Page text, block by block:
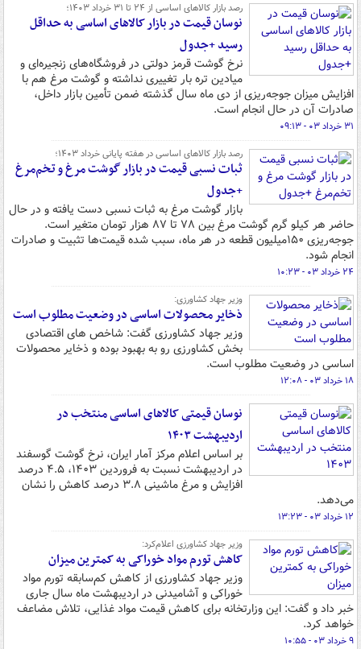
رصد بازار کالاهای اساسی از ۲۴ تا ۳۱ خرداد ۱۴۰۳؛
نوسان قیمت در بازار کالاهای اساسی به حداقل
رسید +جدول
نرخ گوشت قرمز دولتی در فروشگاه‌های زنجیره‌ای و
میادین تره بار تغییری نداشته و گوشت مرغ هم با
افزایش میزان جوجه‌ریزی از دی ماه سال گذشته ضمن تأمین بازار داخل،
صادرات آن در حال انجام است.
۳۱ خرداد ۰۳ - ۰۹:۱۳
رصد بازار کالاهای اساسی در هفته پایانی خرداد ۱۴۰۳؛
ثبات نسبی قیمت در بازار گوشت مرغ و تخم‌مرغ
+جدول
بازار گوشت مرغ به ثبات نسبی دست یافته و در حال
حاضر هر کیلو گرم گوشت مرغ بین ۷۸ تا ۸۷ هزار تومان متغیر است.
جوجه‌ریزی ۱۵۰میلیون قطعه در هر ماه، سبب شده قیمت‌ها تثبیت و صادرات
انجام شود.
۲۴ خرداد ۰۳ - ۱۰:۲۳
وزیر جهاد کشاورزی:
ذخایر محصولات اساسی در وضعیت مطلوب است
وزیر جهاد کشاورزی گفت: شاخص های اقتصادی
بخش کشاورزی رو به بهبود بوده و ذخایر محصولات
اساسی در وضعیت مطلوب است.
۱۸ خرداد ۰۳ - ۱۲:۰۸
نوسان قیمتی کالاهای اساسی منتخب در
اردیبهشت ۱۴۰۳
بر اساس اعلام مرکز آمار ایران، نرخ گوشت گوسفند
در اردیبهشت نسبت به فروردین ۱۴۰۳، ۴.۵ درصد
افزایش و مرغ ماشینی ۳.۸ درصد کاهش را نشان
می‌دهد.
۱۲ خرداد ۰۳ - ۱۳:۲۳
وزیر جهاد کشاورزی اعلام‌کرد:
کاهش تورم مواد خوراکی به کمترین میزان
وزیر جهاد کشاورزی از کاهش کم‌سابقه تورم مواد
خوراکی و آشامیدنی در اردیبهشت ماه سال جاری
خبر داد و گفت: این وزارتخانه برای کاهش قیمت مواد غذایی، تلاش مضاعف
خواهد کرد.
۹ خرداد ۰۳ - ۱۰:۵۵